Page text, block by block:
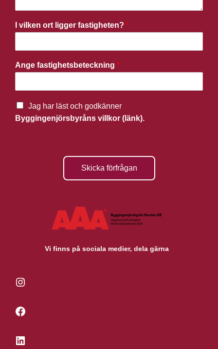
I vilken ort ligger fastigheten? *
Ange fastighetsbeteckning *
Jag har läst och godkänner
Byggingenjörsbyråns villkor (länk).
Skicka förfrågan
Vi finns på sociala medier, dela gärna
Instagram
Facebook
LinkedIn